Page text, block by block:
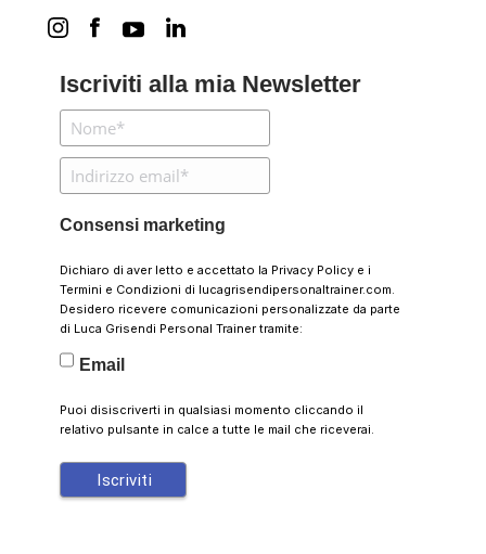
Iscriviti alla mia Newsletter
Consensi marketing
Dichiaro di aver letto e accettato la Privacy Policye i
Termini e Condizioni di lucagrisendipersonaltrainer.com.
Desidero ricevere comunicazioni personalizzate da parte
di Luca Grisendi Personal Trainer tramite:
Email
Puoi disiscriverti in qualsiasi momento cliccando il
relativo pulsante in calce a tutte le mail che riceverai.